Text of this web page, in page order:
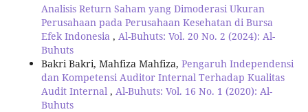
Analisis Return Saham yang Dimoderasi Ukuran
Perusahaan pada Perusahaan Kesehatan di Bursa
Efek Indonesia , Al-Buhuts: Vol. 20 No. 2 (2024): Al-
Buhuts
Bakri Bakri, Mahfiza Mahfiza, Pengaruh Independensi
dan Kompetensi Auditor Internal Terhadap Kualitas
Audit Internal , Al-Buhuts: Vol. 16 No. 1 (2020): Al-
Buhuts